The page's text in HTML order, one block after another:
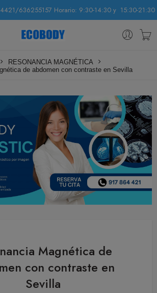
636255157 Horario: 9:30-14:30 y 15:30-21:30
RESONANCIA MAGNÉTICA
de abdomen con contraste en Sevilla
Magnética de
con contraste en
Sevilla